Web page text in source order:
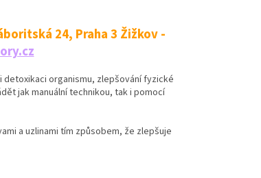
24, Praha 3 Žižkov -
organismu, zlepšování fyzické
jak manuální technikou, tak i pomocí
a uzlinami tím způsobem, že zlepšuje